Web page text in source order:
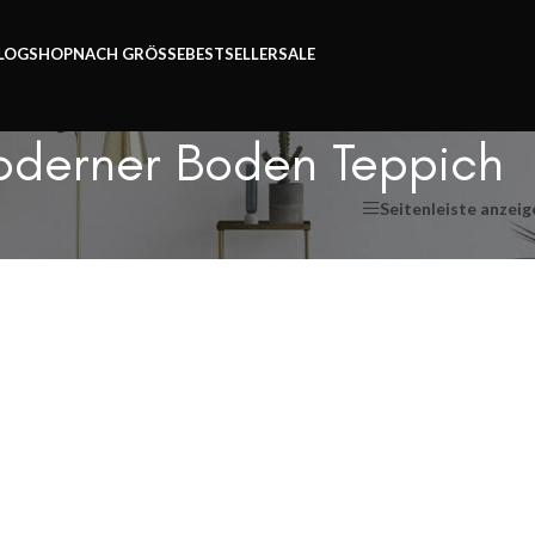
SHOPNACH GRÖSSE BESTSELLERSALE
Boden Teppich
Seitenleiste